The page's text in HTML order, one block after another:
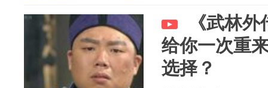
《武林
给你一次重
选择？